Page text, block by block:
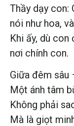
Thầy dạy con:
nói như hoa,
Khi ấy, dù
nơi chính con.
Giữa đêm sâu
Một ánh tâm
Không phải
Mà là giọt